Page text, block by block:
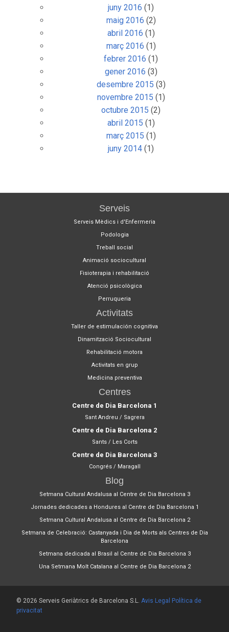
juny 2016 (1)
maig 2016 (2)
abril 2016 (1)
març 2016 (1)
febrer 2016 (1)
gener 2016 (3)
desembre 2015 (3)
novembre 2015 (1)
octubre 2015 (2)
abril 2015 (1)
març 2015 (1)
juny 2014 (1)
Serveis
Serveis Mèdics i d'Enfermeria
Podologia
Treball social
Animació sociocultural
Fisioterapia i rehabilitació
Atenció psicològica
Perruqueria
Activitats
Taller de estimulación cognitiva
Dinamització Sociocultural
Rehabilitació motora
Activitats en grup
Medicina preventiva
Centres
Centre de Dia Barcelona 1
Sant Andreu / Sagrera
Centre de Dia Barcelona 2
Sants / Les Corts
Centre de Dia Barcelona 3
Congrés / Maragall
Blog
Setmana Cultural Andalusa al Centre de Dia Barcelona 3
Jornades dedicades a Hondures al Centre de Dia Barcelona 1
Setmana Cultural Andalusa al Centre de Dia Barcelona 2
Setmana de Celebració: Castanyada i Dia de Morts als Centres de Dia
Barcelona
Setmana dedicada al Brasil al Centre de Dia Barcelona 3
Una Setmana Molt Catalana al Centre de Dia Barcelona 2
© 2026 Serveis Geriàtrics de Barcelona S.L. Avis Legal
Política de
privacitat